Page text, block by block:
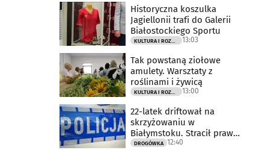
Historyczna koszulka
Jagiellonii trafi do Galerii
Białostockiego Sportu
13:03
Tak powstaną ziołowe
amulety. Warsztaty z
roślinami i żywicą
13:00
22-latek driftował na
skrzyżowaniu w
Białymstoku. Stracił prawo
jazdy
DROGÓWKA 12:40